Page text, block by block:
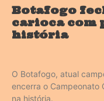
Botafogo
carioca com
história
O Botafogo, atual
encerra o Campeonato
na história.